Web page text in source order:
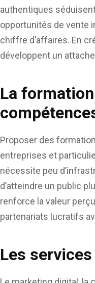
authentiques
opportunités de vente
chiffre d’affaires. En
développent un
La
Proposer des
entreprises et
nécessite peu
d’atteindre un public
renforce la valeur
partenariats lucratifs
Les